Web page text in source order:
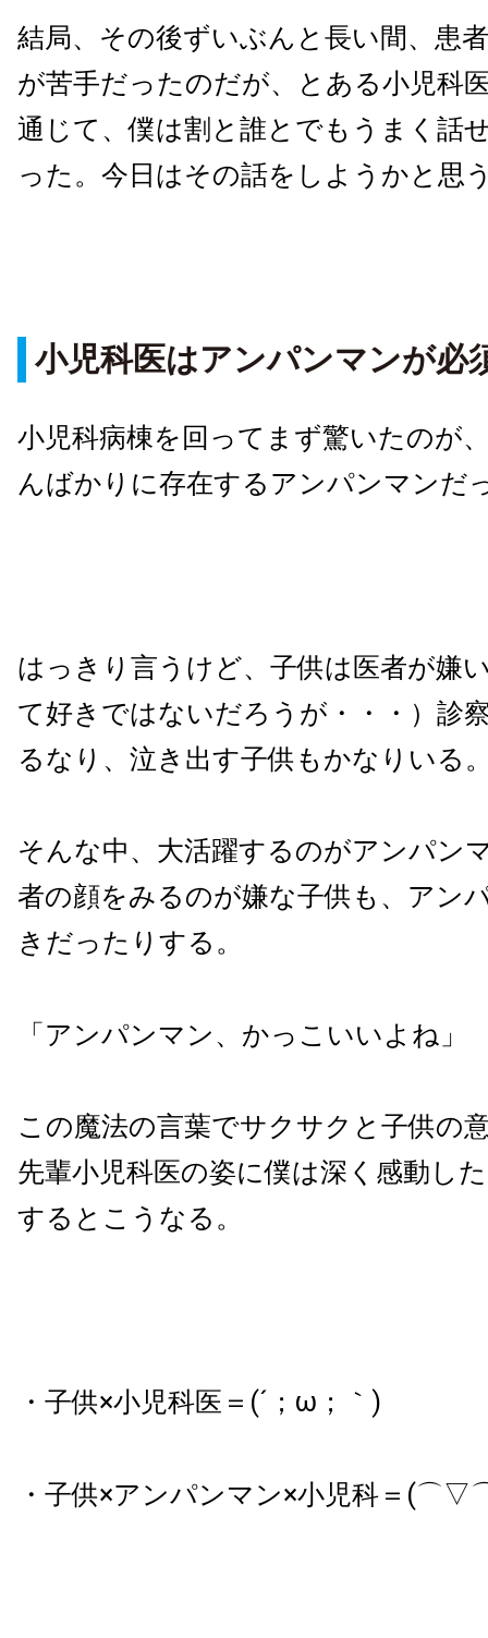
結局、その後ずいぶんと長い間、患
が苦手だったのだが、とある小児科
通じて、僕は割と誰とでもうまく話
った。今日はその話をしようかと思
小児科医はアンパンマンが必
小児科病棟を回ってまず驚いたのが
んばかりに存在するアンパンマンだ
はっきり言うけど、子供は医者が嫌
て好きではないだろうが・・・）診
るなり、泣き出す子供もかなりいる
そんな中、大活躍するのがアンパン
者の顔をみるのが嫌な子供も、アン
きだったりする。
「アンパンマン、かっこいいよね」
この魔法の言葉でサクサクと子供の
先輩小児科医の姿に僕は深く感動し
するとこうなる。
・子供×小児科医＝(´；ω；｀)
・子供×アンパンマン×小児科＝